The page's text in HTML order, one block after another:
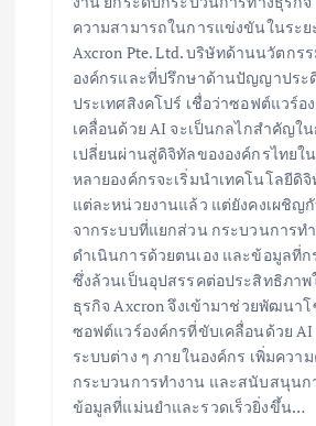
ความสามารถในการแข่งขันในระย
Axcron Pte. Ltd. บริษัทด้านนวัตกร
องค์กรและที่ปรึกษาด้านปัญญาประ
ประเทศสิงคโปร์ เชื่อว่าซอฟต์แวร์อ
เคลื่อนด้วย AI จะเป็นกลไกสำคัญใ
เปลี่ยนผ่านสู่ดิจิทัลขององค์กรไทยใ
หลายองค์กรจะเริ่มนำเทคโนโลยีดิ
แต่ละหน่วยงานแล้ว แต่ยังคงเผชิญ
จากระบบที่แยกส่วน กระบวนการท
ดำเนินการด้วยตนเอง และข้อมูลที่ก
ซึ่งล้วนเป็นอุปสรรคต่อประสิทธิภาพ
ธุรกิจ Axcron จึงเข้ามาช่วยพัฒนา
ซอฟต์แวร์องค์กรที่ขับเคลื่อนด้วย AI
ระบบต่าง ๆ ภายในองค์กร เพิ่มควา
กระบวนการทำงาน และสนับสนุนก
ข้อมูลที่แม่นยำและรวดเร็วยิ่งขึ้น…